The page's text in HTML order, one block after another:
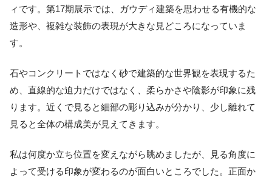
ィです。第17期展示では、ガウディ建築を思わせる有機的な
造形や、複雑な装飾の表現が大きな見どころになっていま
す。
石やコンクリートではなく砂で建築的な世界観を表現するた
め、直線的な迫力だけではなく、柔らかさや陰影が印象に残
ります。近くで見ると細部の彫り込みが分かり、少し離れて
見ると全体の構成美が見えてきます。
私は何度か立ち位置を変えながら眺めましたが、見る角度に
よって受ける印象が変わるのが面白いところでした。正面か